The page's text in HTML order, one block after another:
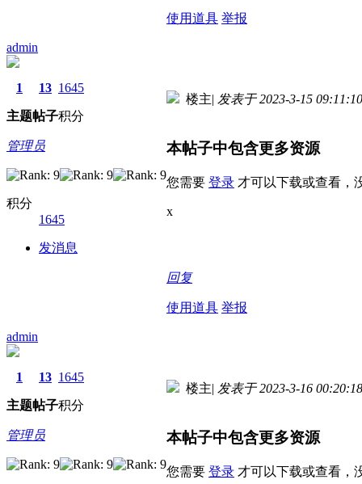
使用道具 举报
admin
1
主题
13
帖子
1645
积分
管理员
积分
1645
发消息
楼主| 发表于 2023-3-15 09:11:10
本帖子中包含更多资源
您需要 登录 才可以下载或查看，
x
回复
使用道具 举报
admin
1
主题
13
帖子
1645
积分
管理员
楼主| 发表于 2023-3-16 00:20:18
本帖子中包含更多资源
您需要 登录 才可以下载或查看，